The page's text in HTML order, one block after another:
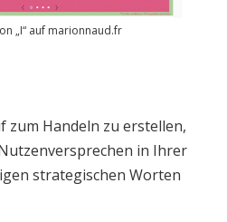
„I“ auf marionnaud.fr
zum Handeln zu erstellen,
in Ihrer
strategischen Worten